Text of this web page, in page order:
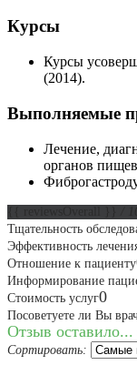
Курсы
Курсы
(2014).
Выполняемые
Лечение,
органов
Тщательность
Эффективность
Отношение к пациенту
Информирование
Стоимость услуг0
Посоветуете ли Вы
Отзыв оставило...
Сортировать: